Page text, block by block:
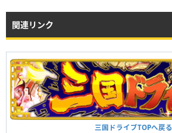
関連リンク
三国ドライブTOPへ戻る